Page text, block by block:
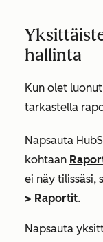
hallinta
Kun olet
tarkastella
Napsauta
kohtaan
ei näy tilissäsi,
> Raportit.
Napsauta